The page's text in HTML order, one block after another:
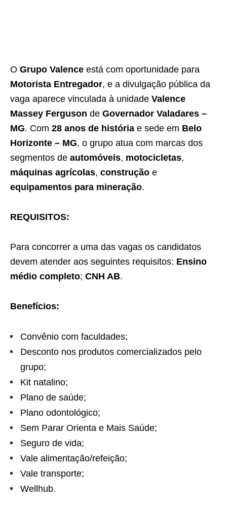
O Grupo Valence está com oportunidade para
Motorista Entregador, e a divulgação pública da
vaga aparece vinculada à unidade Valence
Massey Ferguson de Governador Valadares –
MG. Com 28 anos de história e sede em Belo
Horizonte – MG, o grupo atua com marcas dos
segmentos de automóveis, motocicletas,
máquinas agrícolas, construção e
equipamentos para mineração.
REQUISITOS:
Para concorrer a uma das vagas os candidatos
devem atender aos seguintes requisitos: Ensino
médio completo; CNH AB.
Benefícios:
Convênio com faculdades;
Desconto nos produtos comercializados pelo
grupo;
Kit natalino;
Plano de saúde;
Plano odontológico;
Sem Parar Orienta e Mais Saúde;
Seguro de vida;
Vale alimentação/refeição;
Vale transporte;
Wellhub.